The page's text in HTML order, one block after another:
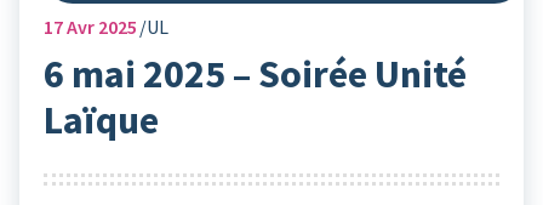
17Avr 2025 UL
6 mai 2025 – Soirée Unité
Laïque